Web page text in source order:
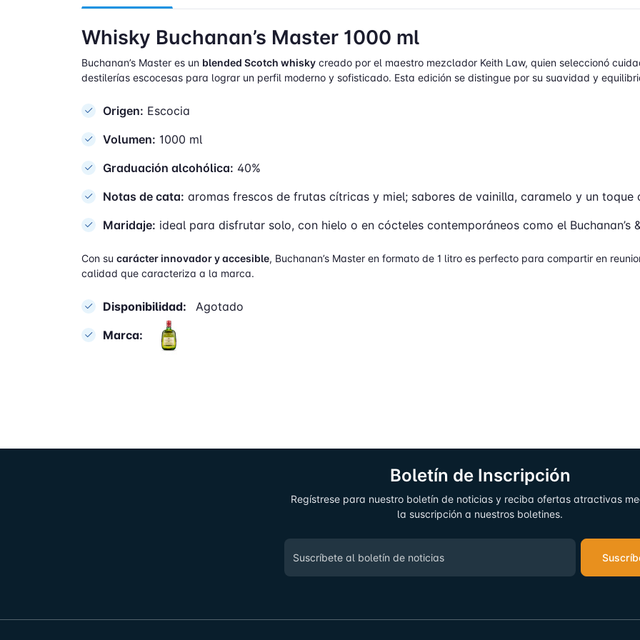
Whisky Buchanan’s Master 1000 ml
Buchanan’s Master es un blended Scotch whisky creado por el maestro mezclador Keith Law, quien seleccionó
destilerías escocesas para lograr un perfil moderno y sofisticado. Esta edición se distingue por su suavidad y
Origen: Escocia
Volumen: 1000 ml
Graduación alcohólica: 40%
Notas de cata: aromas frescos de frutas cítricas y miel; sabores de vainilla, caramelo y un toque
Maridaje: ideal para disfrutar solo, con hielo o en cócteles contemporáneos como el Buchanan’s
Con su carácter innovador y accesible, Buchanan’s Master en formato de 1 litro es perfecto para compartir en
calidad que caracteriza a la marca.
Disponibilidad:
Agotado
Marca:
Boletín de Inscripción
Regístrese para nuestro boletín de noticias y reciba ofertas atractivas
la suscripción a nuestros boletines.